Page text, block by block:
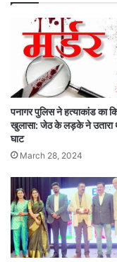
पनागर पुलिस ने हत्याकांड का
खुलासा: जेठ के लड़के ने उतारा
घाट
March 28, 2024